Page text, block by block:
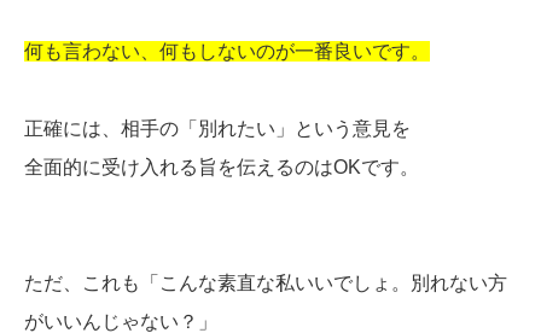
何も言わない、何もしないのが一番良いです。
正確には、相手の「別れたい」という意見を
全面的に受け入れる旨を伝えるのはOKです。
ただ、これも「こんな素直な私いいでしょ。別れない方
がいいんじゃない？」